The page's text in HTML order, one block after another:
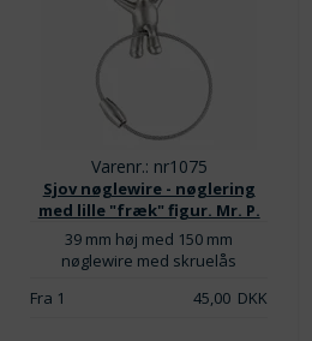
Varenr.: nr1075
Sjov nøglewire - nøglering
med lille "fræk" figur. Mr. P.
39 mm høj med 150 mm
nøglewire med skruelås
Fra 1
45,00 DKK